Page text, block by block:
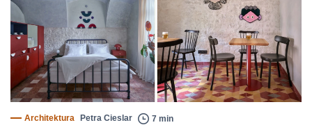
Architektura Petra Cieslar 7 min